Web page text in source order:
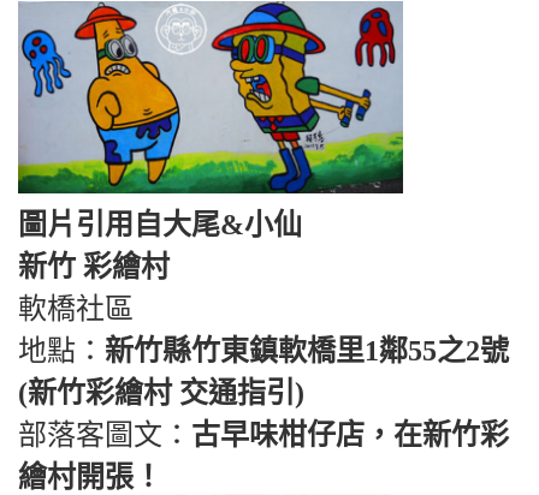
圖片引用自大尾&小仙
新竹 彩繪村
軟橋社區
地點： 新竹縣竹東鎮軟橋里1鄰55之2號
(新竹彩繪村 交通指引)
部落客圖文： 古早味柑仔店，在新竹彩
繪村開張！